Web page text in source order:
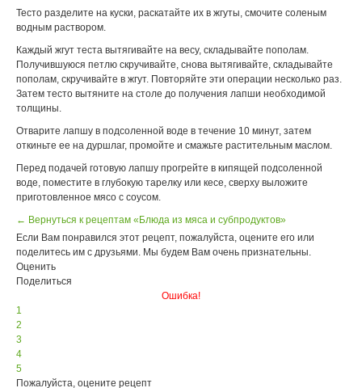
Тесто разделите на куски, раскатайте их в жгуты, смочите соленым
водным раствором.
Каждый жгут теста вытягивайте на весу, складывайте пополам.
Получившуюся петлю скручивайте, снова вытягивайте, складывайте
пополам, скручивайте в жгут. Повторяйте эти операции несколько раз.
Затем тесто вытяните на столе до получения лапши необходимой
толщины.
Отварите лапшу в подсоленной воде в течение 10 минут, затем
откиньте ее на дуршлаг, промойте и смажьте растительным маслом.
Перед подачей готовую лапшу прогрейте в кипящей подсоленной
воде, поместите в глубокую тарелку или кесе, сверху выложите
приготовленное мясо с соусом.
← Вернуться к рецептам «Блюда из мяса и субпродуктов»
Если Вам понравился этот рецепт, пожалуйста, оцените его или
поделитесь им с друзьями. Мы будем Вам очень признательны.
Оценить
Поделиться
Ошибка!
1
2
3
4
5
Пожалуйста, оцените рецепт